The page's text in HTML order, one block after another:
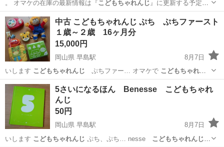
。 オマケの在庫の最新情報は『こどもちゃれんじ 』に更新する予定で
す岡山 都窪郡 早島駅 おもちゃ
中古 こどもちゃれんじ ぷち ぷちファースト
１歳～２歳 16ヶ月分
15,000円
岡山県 早島駅
8月7日
いします こどもちゃれんじ ぷちファー… オマケで こどもちゃれん
じEnglis… っと1つこどもちゃれんじの しまじ… きなお子様、こど
もちゃれんじ
試してみたい… か？ ※こどもちゃれんじ
ぷちファー…
いま...
岡山 都窪郡 早島駅
5さいになるほん Benesse こどもちゃれ
んじ
50円
岡山県 早島駅
8月7日
いします こどもちゃれんじ ぷち、ぷち… nesse こどもちゃれんじ